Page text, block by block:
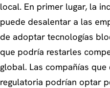
local. En primer lugar, la
puede desalentar a las
de adoptar tecnologías
que podría restarles
global. Las compañías
regulatoria podrían optar